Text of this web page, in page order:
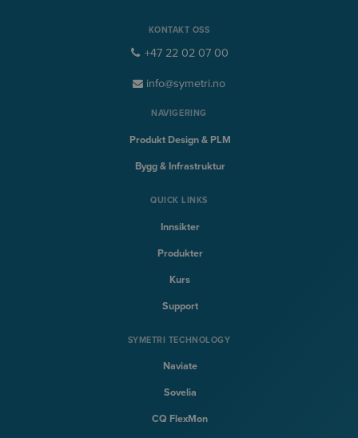
KONTAKT OSS
+47 22 02 07 00
info@symetri.no
NAVIGERING
Produkt Design & PLM
Bygg & Infrastruktur
QUICK LINKS
Innsikter
Produkter
Kurs
Support
SYMETRI TECHNOLOGY
Naviate
Sovelia
CQ FlexMon